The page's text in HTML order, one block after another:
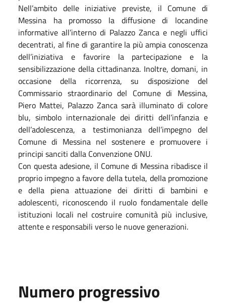
Nell’ambito delle iniziative previste, il Comune di
Messina ha promosso la diffusione di locandine
informative all’interno di Palazzo Zanca e negli uffici
decentrati, al fine di garantire la più ampia conoscenza
dell’iniziativa e favorire la partecipazione e la
sensibilizzazione della cittadinanza. Inoltre, domani, in
occasione della ricorrenza, su disposizione del
Commissario straordinario del Comune di Messina,
Piero Mattei, Palazzo Zanca sarà illuminato di colore
blu, simbolo internazionale dei diritti dell’infanzia e
dell’adolescenza, a testimonianza dell’impegno del
Comune di Messina nel sostenere e promuovere i
principi sanciti dalla Convenzione ONU.
Con questa adesione, il Comune di Messina ribadisce il
proprio impegno a favore della tutela, della promozione
e della piena attuazione dei diritti di bambini e
adolescenti, riconoscendo il ruolo fondamentale delle
istituzioni locali nel costruire comunità più inclusive,
attente e responsabili verso le nuove generazioni.
Numero progressivo